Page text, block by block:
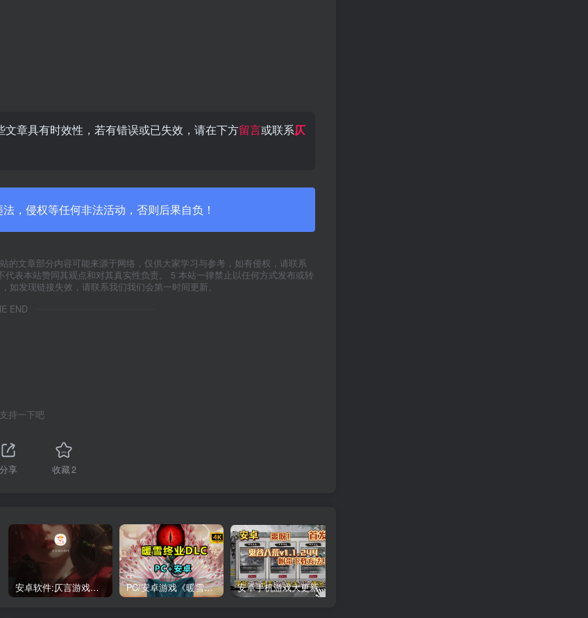
文章具有时效性，若有错误或已失效，请在下方留言或联系仄
，侵权等任何非法活动，否则后果自负！
的文章部分内容可能来源于网络，仅供大家学习与参考，如有侵权，请联系
表本站赞同其观点和对其真实性负责。 5 本站一律禁止以任何方式发布或转
发现链接失效，请联系我们我们会第一时间更新。
END
持一下吧
分享 收藏2
安卓软件:仄言游戏库4.0APP全新上架了！没有下的赶紧下载呀！ PC/安卓游戏《暖雪最新v3.1.0.1》终业DLC整合版！ 安卓手机游戏大更新！《鬼谷八荒v1.1.244》[完整版+DLC+存档]Steam移植